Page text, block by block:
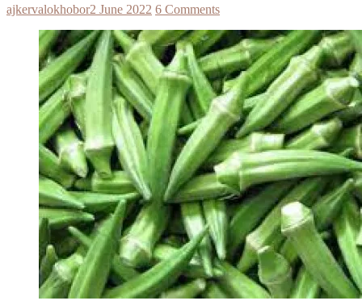
ajkervalokhobor2 June 2022 6 Comments